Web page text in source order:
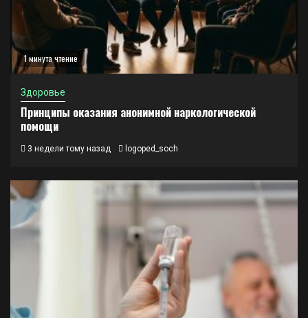
1 минута чтение
Здоровье
Принципы оказания анонимной наркологической
помощи
3 недели тому назад logoped_soch